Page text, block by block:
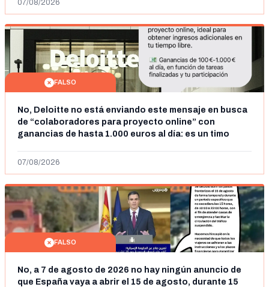
07/08/2026
FALSO
No, Deloitte no está enviando este mensaje en busca
de “colaboradores para proyecto online” con
ganancias de hasta 1.000 euros al día: es un timo
07/08/2026
FALSO
No, a 7 de agosto de 2026 no hay ningún anuncio de
que España vaya a abrir el 15 de agosto, durante 15